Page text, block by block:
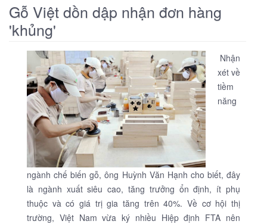
Gỗ Việt dồn dập nhận đơn hàng
'khủng'
Nhận
xét về
tiềm
năng
ngành chế biến gỗ, ông Huỳnh Văn Hạnh cho biết, đây
là ngành xuất siêu cao, tăng trưởng ổn định, ít phụ
thuộc và có giá trị gia tăng trên 40%. Về cơ hội thị
trường, Việt Nam vừa ký nhiều Hiệp định FTA nên